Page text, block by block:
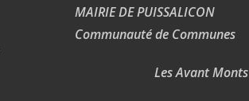
MAIRIE DE PUISSALICON
Communauté de Communes
Les Avant Monts